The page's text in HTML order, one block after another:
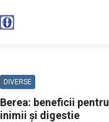
DIVERSE
Berea: beneficii
inimii și digestie